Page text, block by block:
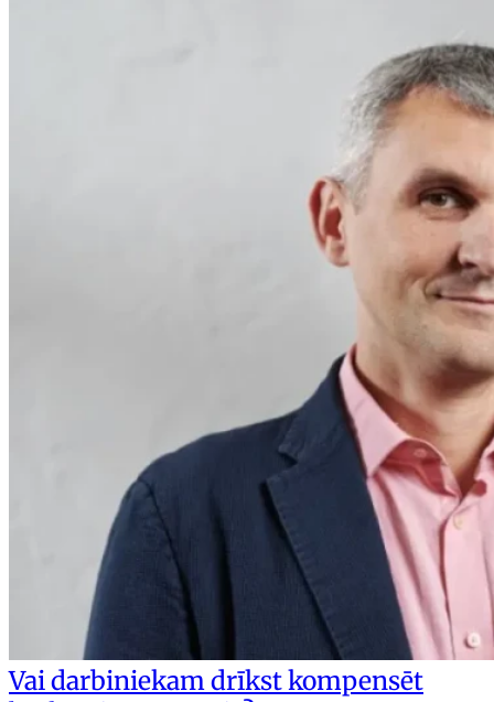
Vai darbiniekam drīkst kompensēt